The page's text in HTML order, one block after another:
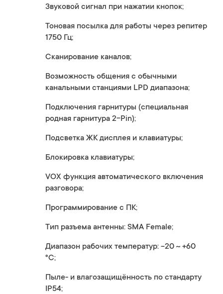
Звуковой сигнал при нажатии кнопок;
Тоновая посылка для работы через репитер
1750 Гц;
Сканирование каналов;
Возможность общения с обычными
канальными станциями LPD диапазона;
Подключения гарнитуры (специальная
родная гарнитура 2-Pin);
Подсветка ЖК дисплея и клавиатуры;
Блокировка клавиатуры;
VOX функция автоматического включения
разговора;
Программирование с ПК;
Тип разъема антенны: SMA Female;
Диапазон рабочих температур: -20 ~ +60
°C;
Пыле- и влагозащищённость по стандарту
IP54;